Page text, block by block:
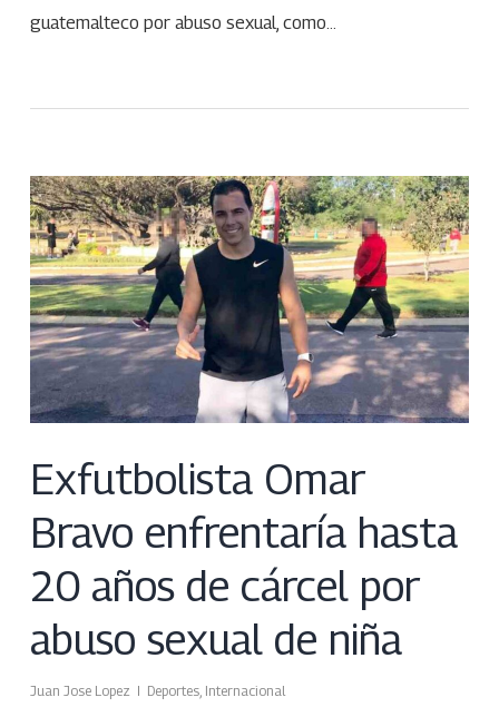
guatemalteco por abuso sexual, como…
Exfutbolista Omar
Bravo enfrentaría hasta
20 años de cárcel por
abuso sexual de niña
Juan Jose Lopez Deportes, Internacional